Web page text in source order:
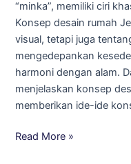
“minka”, memiliki ciri
Konsep desain rumah
visual, tetapi juga
mengedepankan
harmoni dengan alam.
menjelaskan konsep
memberikan ide-ide
yang
Menenangkan
Read More »